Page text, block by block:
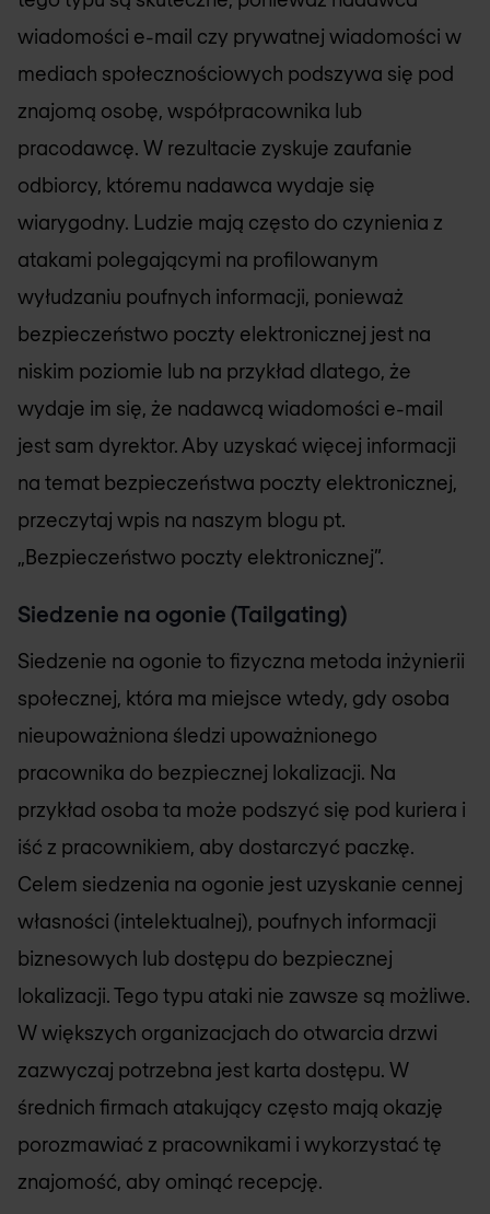
wiadomości e-mail czy prywatnej wiadomości w
mediach społecznościowych podszywa się pod
znajomą osobę, współpracownika lub
pracodawcę. W rezultacie zyskuje zaufanie
odbiorcy, któremu nadawca wydaje się
wiarygodny. Ludzie mają często do czynienia z
atakami polegającymi na profilowanym
wyłudzaniu poufnych informacji, ponieważ
bezpieczeństwo poczty elektronicznej jest na
niskim poziomie lub na przykład dlatego, że
wydaje im się, że nadawcą wiadomości e-mail
jest sam dyrektor. Aby uzyskać więcej informacji
na temat bezpieczeństwa poczty elektronicznej,
przeczytaj wpis na naszym blogu pt.
„Bezpieczeństwo poczty elektronicznej”.
Siedzenie na ogonie (Tailgating)
Siedzenie na ogonie to fizyczna metoda inżynierii
społecznej, która ma miejsce wtedy, gdy osoba
nieupoważniona śledzi upoważnionego
pracownika do bezpiecznej lokalizacji. Na
przykład osoba ta może podszyć się pod kuriera i
iść z pracownikiem, aby dostarczyć paczkę.
Celem siedzenia na ogonie jest uzyskanie cennej
własności (intelektualnej), poufnych informacji
biznesowych lub dostępu do bezpiecznej
lokalizacji. Tego typu ataki nie zawsze są możliwe.
W większych organizacjach do otwarcia drzwi
zazwyczaj potrzebna jest karta dostępu. W
średnich firmach atakujący często mają okazję
porozmawiać z pracownikami i wykorzystać tę
znajomość, aby ominąć recepcję.